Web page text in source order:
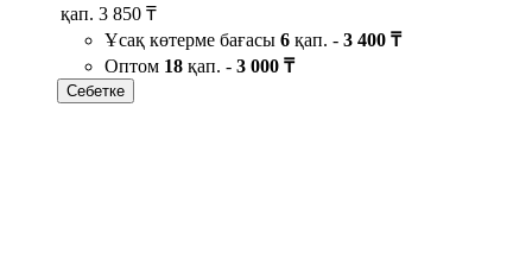
қап. 3 850 ₸
Ұсақ көтерме бағасы 6 қап. - 3 400 ₸
Оптом 18 қап. - 3 000 ₸
Себетке